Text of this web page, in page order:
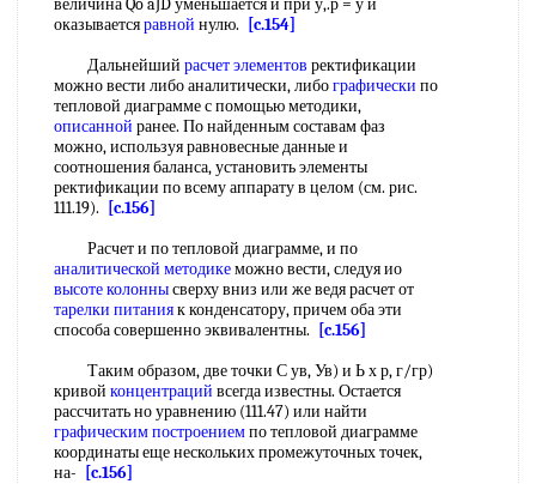
величина Qo aJD уменьшается и при у,.р = у и
оказываетсяравной нулю.
[c.154]
Дальнейший расчет элементов ректификации
можно вести либо аналитически, либографически по
тепловой диаграмме с помощью методики,
описанной ранее. По найденным составам фаз
можно, используя равновесные данные и
соотношения баланса, установить элементы
ректификации по всему аппарату в целом (см. рис.
111.19).
[c.156]
Расчет и по тепловой диаграмме, и по
аналитической методикеможно вести, следуя ио
высоте колоннысверху вниз или же ведя расчет от
тарелки питанияк конденсатору, причем оба эти
способа совершенно эквивалентны.
[c.156]
Таким образом, две точки С ув, Ув) и Ь х р, г/гр)
кривой концентраций всегда известны. Остается
рассчитать но уравнению (111.47) или найти
графическим построениемпо тепловой диаграмме
координаты еще нескольких промежуточных точек,
на-
[c.156]